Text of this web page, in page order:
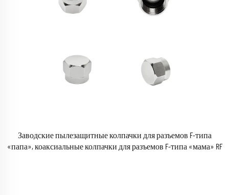
Заводские пылезащитные колпачки для разъемов F-типа
«папа», коаксиальные колпачки для разъемов F-типа «мама» RF